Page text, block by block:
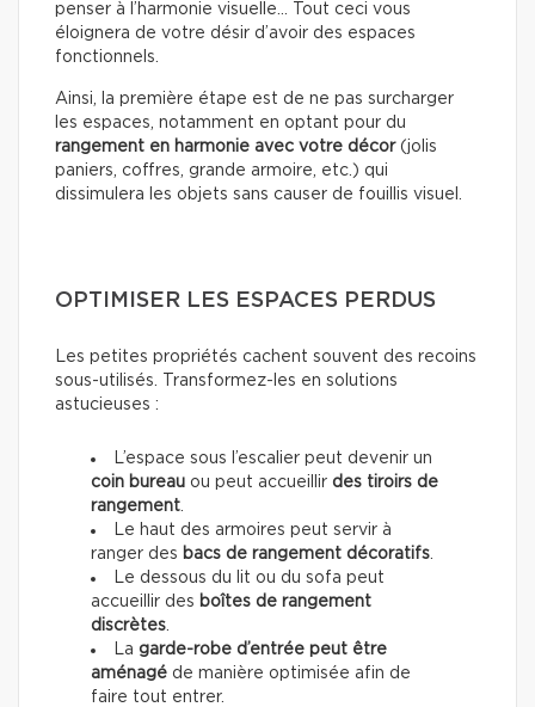
penser à l’harmonie visuelle… Tout ceci vous
éloignera de votre désir d’avoir des espaces
fonctionnels.
Ainsi, la première étape est de ne pas surcharger
les espaces, notamment en optant pour du
rangement en harmonie avec votre décor(jolis
paniers, coffres, grande armoire, etc.) qui
dissimulera les objets sans causer de fouillis visuel.
OPTIMISER LES ESPACES PERDUS
Les petites propriétés cachent souvent des recoins
sous-utilisés. Transformez-les en solutions
astucieuses :
L’espace sous l’escalier peut devenir un
coin bureau ou peut accueillir des tiroirs de
rangement
Le haut des armoires peut servir à
ranger des bacs de rangement décoratifs
Le dessous du lit ou du sofa peut
accueillir des boîtes de rangement
discrètes
La garde-robe d’entrée peut être
aménagé de manière optimisée afin de
faire tout entrer.